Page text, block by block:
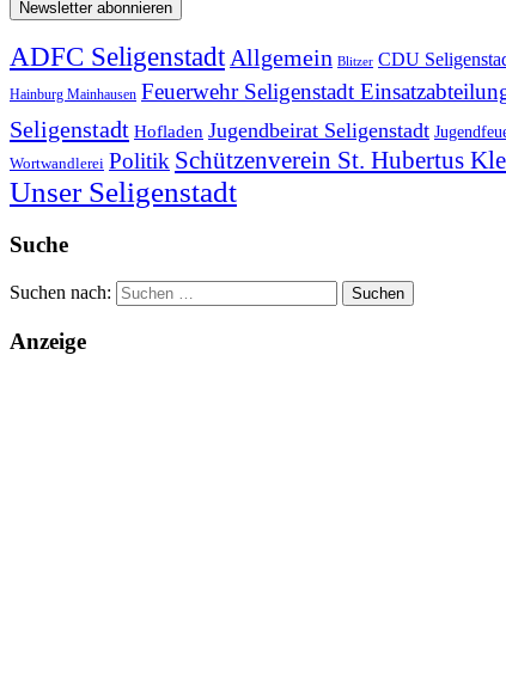
ADFC SeligenstadtAllgemein Blitzer CDU
Hainburg Mainhausen Feuerwehr Seligenstadt
Seligenstadt Hofladen Jugendbeirat Seligenstadt
Wortwandlerei Politik Schützenverein St. Hubertus
Unser Seligenstadt
Suche
Suchen nach:
Anzeige